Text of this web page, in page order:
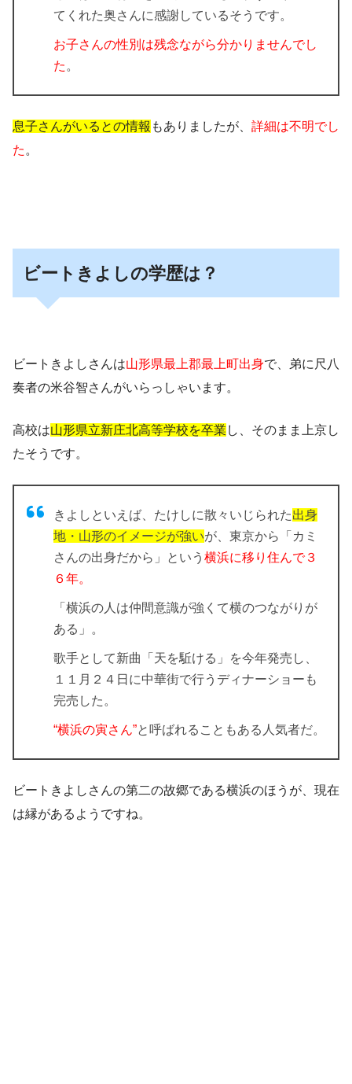
てくれた奥さんに感謝しているそうです。
お子さんの性別は残念ながら分かりませんでし
た 。
息子さんがいるとの情報 もありましたが、 詳細は不明でし
た 。
ビートきよしの学歴は？
ビートきよしさんは山形県最上郡最上町出身で、弟に尺八
奏者の米谷智さんがいらっしゃいます。
高校は山形県立新庄北高等学校を卒業 し、そのまま上京し
たそうです。
きよしといえば、たけしに散々いじられた出身
地・山形のイメージが強いが、東京から「カミ
さんの出身だから」という 横浜に移り住んで３
６年。
「横浜の人は仲間意識が強くて横のつながりが
ある」。
歌手として新曲「天を駈ける」を今年発売し、
１１月２４日に中華街で行うディナーショーも
完売した。
“横浜の寅さん”と呼ばれることもある人気者だ。
ビートきよしさんの第二の故郷である横浜のほうが、現在
は縁があるようですね。